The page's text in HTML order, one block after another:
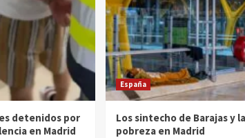
detenidos por
en Madrid
España
Los sintecho de Barajas y la
pobreza en Madrid